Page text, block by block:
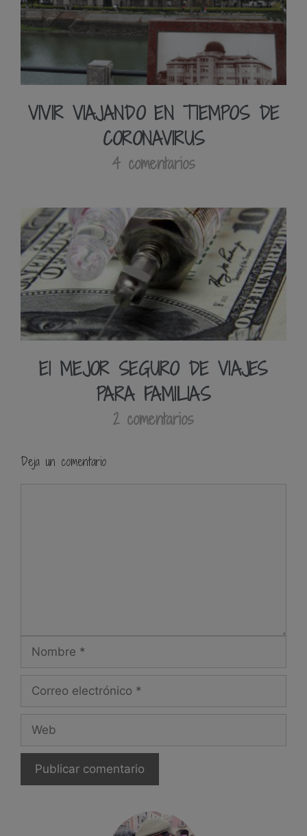
VIVIR VIAJANDO EN TIEMPOS DE
CORONAVIRUS
4 comentarios
El MEJOR SEGURO DE VIAJES
PARA FAMILIAS
2 comentarios
Deja un comentario